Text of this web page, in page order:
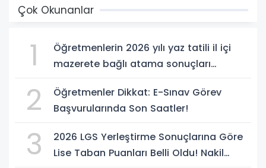
Çok Okunanlar
1
Öğretmenlerin 2026 yılı yaz tatili il içi
mazerete bağlı atama sonuçları
2
Öğretmenler Dikkat: E-Sınav Görev
Başvurularında Son Saatler!
3
2026 LGS Yerleştirme Sonuçlarına Göre
Lise Taban Puanları Belli Oldu! Nakil